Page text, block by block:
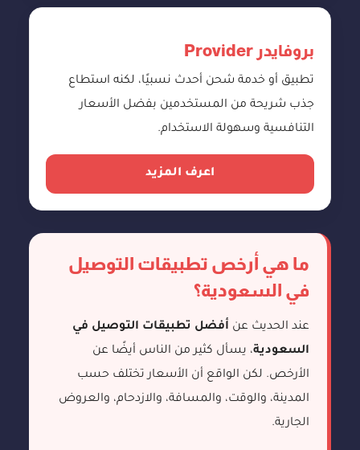
بروفايدر Provider
تطبيق أو خدمة شحن أحدث نسبيًا، لكنه استطاع
جذب شريحة من المستخدمين بفضل الأسعار
التنافسية وسهولة الاستخدام.
اعرف المزيد
ما هي أرخص تطبيقات التوصيل
في السعودية؟
عند الحديث عن أفضل تطبيقات التوصيل في
السعودية، يسأل كثير من الناس أيضًا عن
الأرخص. لكن الواقع أن الأسعار تختلف حسب
المدينة، والوقت، والمسافة، والازدحام، والعروض
الجارية.